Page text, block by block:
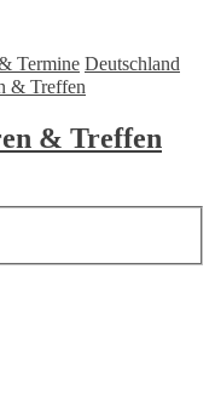
Termine Deutschland
& Treffen
& Treffen